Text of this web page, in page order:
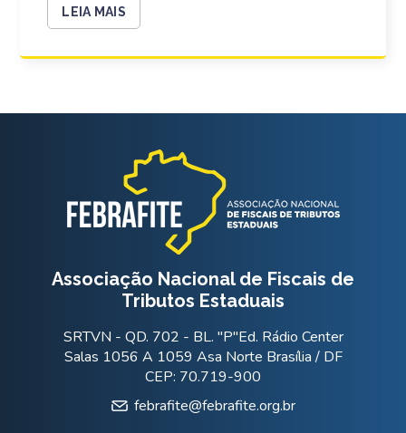
LEIA MAIS
Associação Nacional de Fiscais de
Tributos Estaduais
SRTVN - QD. 702 - BL. "P"Ed. Rádio Center
Salas 1056 A 1059 Asa Norte Brasília / DF
CEP: 70.719-900
febrafite@febrafite.org.br